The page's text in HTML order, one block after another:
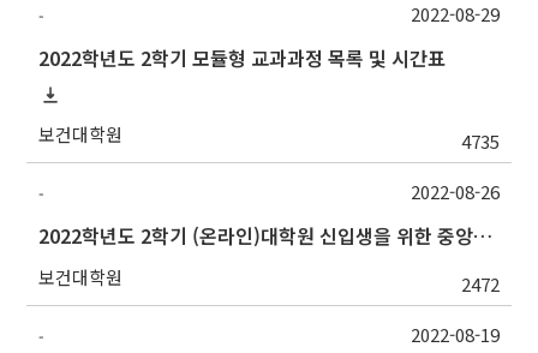
-
2022학년도 2학기 모듈형 교과과정 목록 및 시간표
보건대학원 4735
2022-08-29
-
2022학년도 2학기 (온라인)대학원 신입생을 위한 중앙도서관 오리엔테이션 안내
보건대학원 2472
2022-08-26
- 2022-08-19